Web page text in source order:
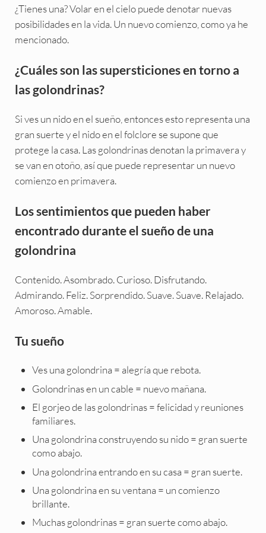
¿Tienes una? Volar en el cielo puede denotar nuevas
posibilidades en la vida. Un nuevo comienzo, como ya he
mencionado.
¿Cuáles son las supersticiones en torno a
las golondrinas?
Si ves un nido en el sueño, entonces esto representa una
gran suerte y el nido en el folclore se supone que
protege la casa. Las golondrinas denotan la primavera y
se van en otoño, así que puede representar un nuevo
comienzo en primavera.
Los sentimientos que pueden haber
encontrado durante el sueño de una
golondrina
Contenido. Asombrado. Curioso. Disfrutando.
Admirando. Feliz. Sorprendido. Suave. Suave. Relajado.
Amoroso. Amable.
Tu sueño
Ves una golondrina = alegría que rebota.
Golondrinas en un cable = nuevo mañana.
El gorjeo de las golondrinas = felicidad y reuniones
familiares.
Una golondrina construyendo su nido = gran suerte
como abajo.
Una golondrina entrando en su casa = gran suerte.
Una golondrina en su ventana = un comienzo
brillante.
Muchas golondrinas = gran suerte como abajo.